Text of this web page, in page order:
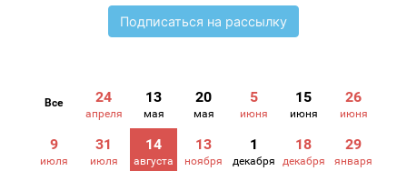
Подписаться на рассылку
Все 24
апреля
13
мая
20
мая
5
июня
15
июня
26
июня
9
июля
31
июля
14
августа
13
ноября
1
декабря
18
декабря
29
января